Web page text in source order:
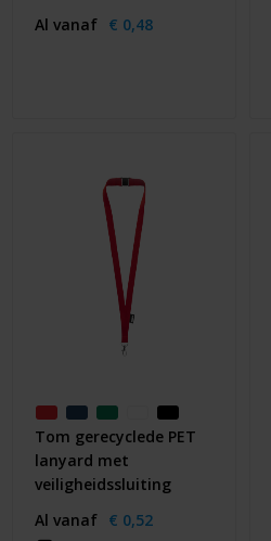
Al vanaf € 0,48
Tom gerecyclede PET
lanyard met
veiligheidssluiting
Al vanaf € 0,52